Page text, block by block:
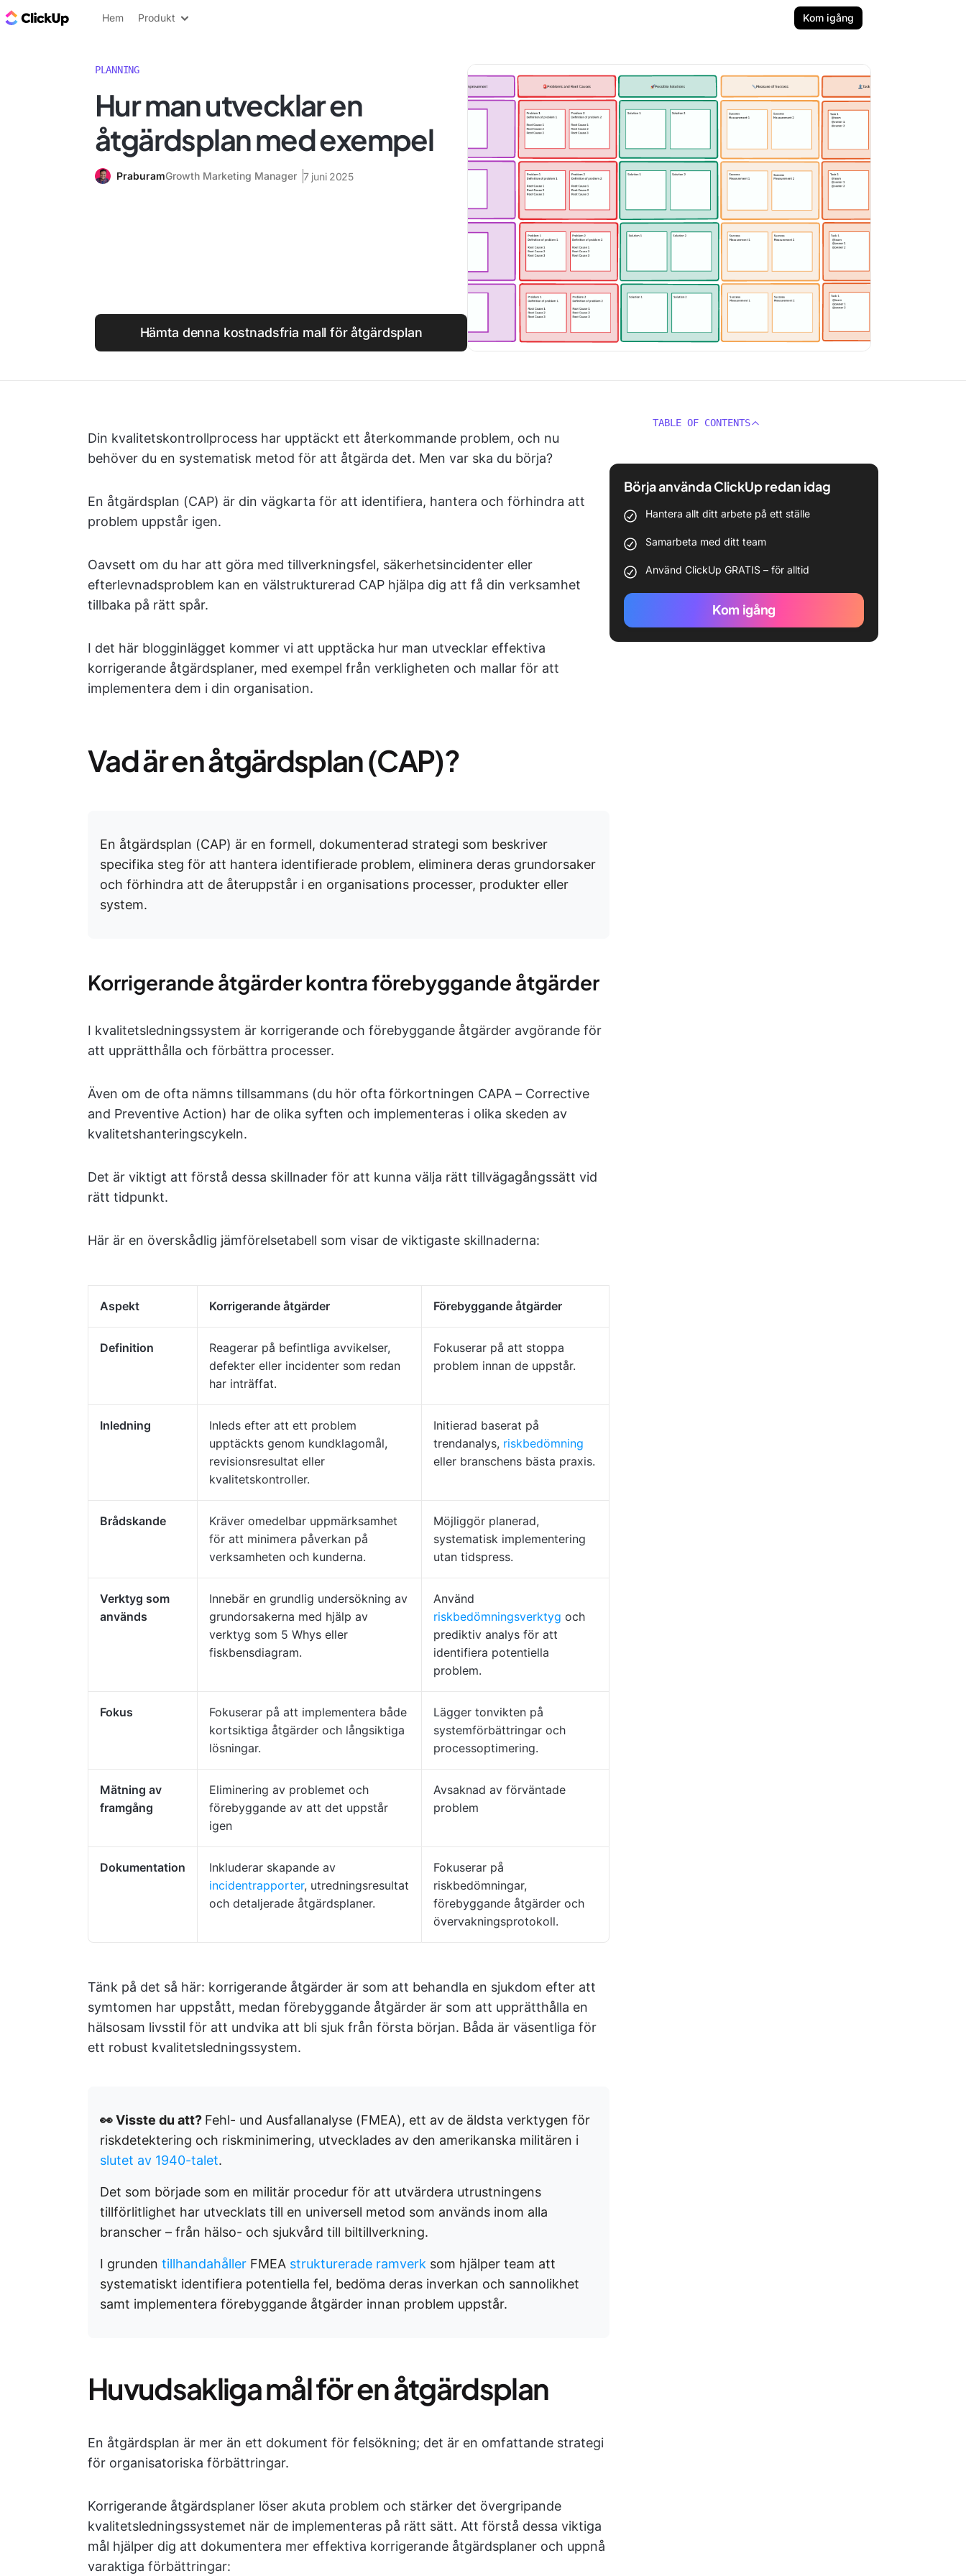
ClickUp-bloggen
Hem Produkt Kom igång
PLANNING
Hur man utvecklar en
åtgärdsplan med exempel
PraburamGrowth Marketing Manager 7 juni 2025
Hämta denna kostnadsfria mall för åtgärdsplan
Din kvalitetskontrollprocess har upptäckt ett återkommande problem, och nu
behöver du en systematisk metod för att åtgärda det. Men var ska du börja?
En åtgärdsplan (CAP) är din vägkarta för att identifiera, hantera och förhindra att
problem uppstår igen.
Oavsett om du har att göra med tillverkningsfel, säkerhetsincidenter eller
efterlevnadsproblem kan en välstrukturerad CAP hjälpa dig att få din verksamhet
tillbaka på rätt spår.
I det här blogginlägget kommer vi att upptäcka hur man utvecklar effektiva
korrigerande åtgärdsplaner, med exempel från verkligheten och mallar för att
implementera dem i din organisation.
Vad är en åtgärdsplan (CAP)?
En åtgärdsplan (CAP) är en formell, dokumenterad strategi som beskriver
specifika steg för att hantera identifierade problem, eliminera deras grundorsaker
och förhindra att de återuppstår i en organisations processer, produkter eller
system.
Korrigerande åtgärder kontra förebyggande åtgärder
I kvalitetsledningssystem är korrigerande och förebyggande åtgärder avgörande för
att upprätthålla och förbättra processer.
Även om de ofta nämns tillsammans (du hör ofta förkortningen CAPA – Corrective
and Preventive Action) har de olika syften och implementeras i olika skeden av
kvalitetshanteringscykeln.
Det är viktigt att förstå dessa skillnader för att kunna välja rätt tillvägagångssätt vid
rätt tidpunkt.
Här är en överskådlig jämförelsetabell som visar de viktigaste skillnaderna:
Aspekt Korrigerande åtgärder Förebyggande åtgärder
Definition
Reagerar på befintliga avvikelser,
defekter eller incidenter som redan
har inträffat.
Fokuserar på att stoppa
problem innan de uppstår.
Inledning
Inleds efter att ett problem
upptäckts genom kundklagomål,
revisionsresultat eller
kvalitetskontroller.
Initierad baserat på
trendanalys, riskbedömning
eller branschens bästa praxis.
Brådskande
Kräver omedelbar uppmärksamhet
för att minimera påverkan på
verksamheten och kunderna.
Möjliggör planerad,
systematisk implementering
utan tidspress.
Verktyg som
används
Innebär en grundlig undersökning av
grundorsakerna med hjälp av
verktyg som 5 Whys eller
fiskbensdiagram.
Använd
riskbedömningsverktyg och
prediktiv analys för att
identifiera potentiella
problem.
Fokus
Fokuserar på att implementera både
kortsiktiga åtgärder och långsiktiga
lösningar.
Lägger tonvikten på
systemförbättringar och
processoptimering.
Mätning av
framgång
Eliminering av problemet och
förebyggande av att det uppstår
igen
Avsaknad av förväntade
problem
Dokumentation
Inkluderar skapande av
incidentrapporter, utredningsresultat
och detaljerade åtgärdsplaner.
Fokuserar på
riskbedömningar,
förebyggande åtgärder och
övervakningsprotokoll.
Tänk på det så här: korrigerande åtgärder är som att behandla en sjukdom efter att
symtomen har uppstått, medan förebyggande åtgärder är som att upprätthålla en
hälsosam livsstil för att undvika att bli sjuk från första början. Båda är väsentliga för
ett robust kvalitetsledningssystem.
👀 Visste du att? Fehl- und Ausfallanalyse (FMEA), ett av de äldsta verktygen för
riskdetektering och riskminimering, utvecklades av den amerikanska militären i
slutet av 1940-talet.
Det som började som en militär procedur för att utvärdera utrustningens
tillförlitlighet har utvecklats till en universell metod som används inom alla
branscher – från hälso- och sjukvård till biltillverkning.
I grunden tillhandahåller FMEA strukturerade ramverk som hjälper team att
systematiskt identifiera potentiella fel, bedöma deras inverkan och sannolikhet
samt implementera förebyggande åtgärder innan problem uppstår.
Huvudsakliga mål för en åtgärdsplan
En åtgärdsplan är mer än ett dokument för felsökning; det är en omfattande strategi
för organisatoriska förbättringar.
Korrigerande åtgärdsplaner löser akuta problem och stärker det övergripande
kvalitetsledningssystemet när de implementeras på rätt sätt. Att förstå dessa viktiga
mål hjälper dig att dokumentera mer effektiva korrigerande åtgärdsplaner och uppnå
varaktiga förbättringar:
TABLE OF CONTENTS
Börja använda ClickUp redan idag
Hantera allt ditt arbete på ett ställe
Samarbeta med ditt team
Använd ClickUp GRATIS – för alltid
Kom igång